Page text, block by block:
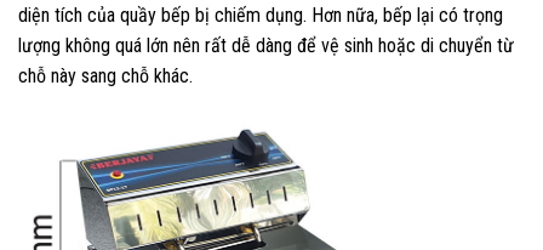
diện tích của quầy bếp bị chiếm dụng. Hơn nữa, bếp lại có trọng
lượng không quá lớn nên rất dễ dàng để vệ sinh hoặc di chuyển từ
chỗ này sang chỗ khác.